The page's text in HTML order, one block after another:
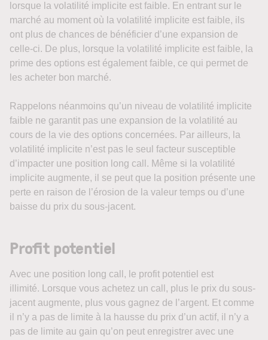
lorsque la volatilité implicite est faible. En entrant sur le
marché au moment où la volatilité implicite est faible, ils
ont plus de chances de bénéficier d’une expansion de
celle-ci. De plus, lorsque la volatilité implicite est faible, la
prime des options est également faible, ce qui permet de
les acheter bon marché.
Rappelons néanmoins qu’un niveau de volatilité implicite
faible ne garantit pas une expansion de la volatilité au
cours de la vie des options concernées. Par ailleurs, la
volatilité implicite n’est pas le seul facteur susceptible
d’impacter une position long call. Même si la volatilité
implicite augmente, il se peut que la position présente une
perte en raison de l’érosion de la valeur temps ou d’une
baisse du prix du sous-jacent.
Profit potentiel
Avec une position long call, le profit potentiel est
illimité. Lorsque vous achetez un call, plus le prix du sous-
jacent augmente, plus vous gagnez de l’argent. Et comme
il n’y a pas de limite à la hausse du prix d’un actif, il n’y a
pas de limite au gain qu’on peut enregistrer avec une